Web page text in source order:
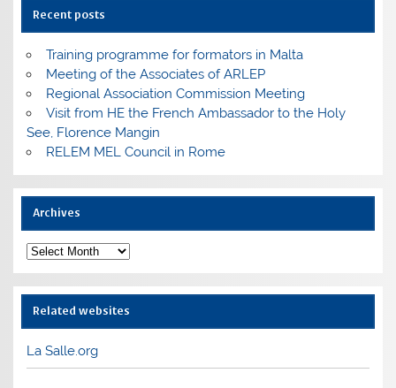
Recent posts
Training programme for formators in Malta
Meeting of the Associates of ARLEP
Regional Association Commission Meeting
Visit from HE the French Ambassador to the Holy
See, Florence Mangin
RELEM MEL Council in Rome
Archives
Archives
Related websites
La Salle.org